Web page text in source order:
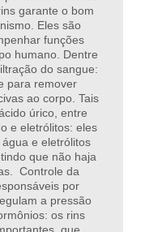
garante o bom
Eles são
funções
humano. Dentre
do sangue:
para remover
ao corpo. Tais
úrico, entre
e eletrólitos: eles
e eletrólitos
que não haja
Controle da
por
a pressão
os rins
que